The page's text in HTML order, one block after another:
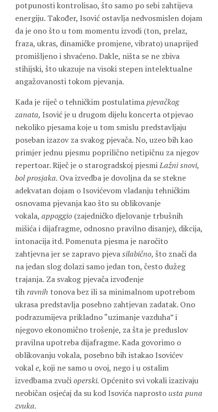
potpunosti kontrolisao, što samo po sebi zahtijeva
energiju. Također, Isović ostavlja nedvosmislen dojam
da je ono što u tom momentu izvodi (ton, prelaz,
fraza, ukras, dinamičke promjene, vibrato) unaprijed
promišljeno i shvaćeno. Dakle, ništa se ne zbiva
stihijski, što ukazuje na visoki stepen intelektualne
angažovanosti tokom pjevanja.
Kada je riječ o tehničkim postulatimapjevačkog
zanata, Isović je u drugom dijelu koncerta otpjevao
nekoliko pjesama koje u tom smislu predstavljaju
poseban izazov za svakog pjevača. No, uzeo bih kao
primjer jednu pjesmu poprilično netipičnu za njegov
repertoar. Riječ je o starogradskoj pjesmiLažni snovi,
bol prosjaka. Ova izvedba je dovoljna da se stekne
adekvatan dojam o Isovićevom vladanju tehničkim
osnovama pjevanjakao što su oblikovanje
vokala, appoggio (zajedničko djelovanje trbušnih
mišića i dijafragme, odnosno pravilno disanje), dikcija,
intonacija itd. Pomenuta pjesma je naročito
zahtjevna jer se zapravo pjevasilabično, što znači da
na jedan slog dolazi samo jedan ton, često dužeg
trajanja. Za svakog pjevača izvođenje
tihravnih tonova bez ili sa minimalnom upotrebom
ukrasa predstavlja posebno zahtjevan zadatak. Ono
podrazumijeva prikladno “uzimanje vazduha” i
njegovo ekonomično trošenje, za šta je preduslov
pravilna upotreba dijafragme. Kada govorimo o
oblikovanju vokala, posebno bih istakao Isovićev
vokale, koji ne samo u ovoj, nego i u ostalim
izvedbama zvučioperski. Općenito svi vokali izazivaju
neobičan osjećaj da su kod Isovića naprosto usta puna
zvuka.